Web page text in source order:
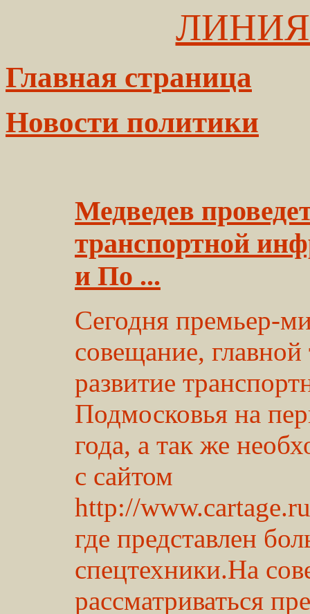
Главная страница
Новости политики
Медведев
транспортной
и По ...
Сегодня премьер-
совещание, главной
развитие
Подмосковья на
года, а так же
с сайтом
http://
где представлен
спецтехники.На
рассматриваться